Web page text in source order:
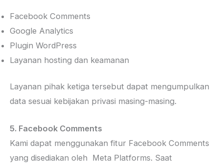
Facebook Comments
Google Analytics
Plugin WordPress
Layanan hosting dan keamanan
Layanan pihak ketiga tersebut dapat mengumpulkan
data sesuai kebijakan privasi masing-masing.
5. Facebook Comments
Kami dapat menggunakan fitur Facebook Comments
yang disediakan oleh Meta Platforms. Saat